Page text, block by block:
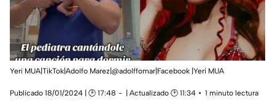
Yeri MUA|TikTok|Adolfo Marez|@adolffomar|Facebook |Yeri MUA
Publicado 18/01/2024 | 🕑 17:48 | Actualizado 🕑 11:34
1 minuto lectura